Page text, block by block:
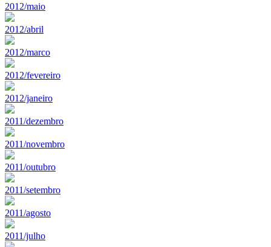
2012/maio
2012/abril
2012/marco
2012/fevereiro
2012/janeiro
2011/dezembro
2011/novembro
2011/outubro
2011/setembro
2011/agosto
2011/julho